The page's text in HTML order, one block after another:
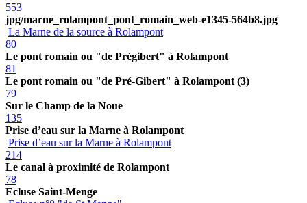
553
jpg/marne_rolampont_pont_romain_web-e1345-564b8.jpg
La Marne de la source à Rolampont
80
Le pont romain ou "de Prégibert" à Rolampont
81
Le pont romain ou "de Pré-Gibert" à Rolampont (3)
79
Sur le Champ de la Noue
135
Prise d’eau sur la Marne à Rolampont
Prise d’eau sur la Marne à Rolampont
214
Le canal à proximité de Rolampont
78
Ecluse Saint-Menge